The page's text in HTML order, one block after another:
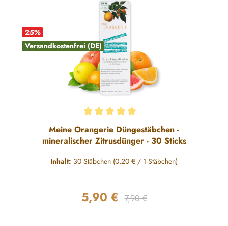
25%
Versandkostenfrei (DE)
Durchschnittliche Bewertung von 5 von 5 Sternen
Meine Orangerie Düngestäbchen -
mineralischer Zitrusdünger - 30 Sticks
Inhalt: 30 Stäbchen (0,20 € / 1 Stäbchen)
Verkaufspreis:
5,90 € Regulärer Preis:
7,90 €